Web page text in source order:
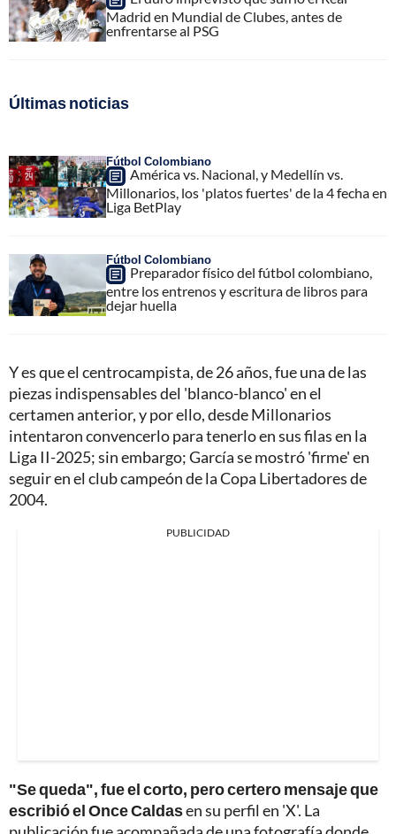
Madrid en Mundial de Clubes, antes de
enfrentarse al PSG
Últimas noticias
Fútbol Colombiano
América vs. Nacional, y Medellín vs.
Millonarios, los 'platos fuertes' de la 4 fecha en
Liga BetPlay
Fútbol Colombiano
Preparador físico del fútbol colombiano,
entre los entrenos y escritura de libros para
dejar huella
Y es que el centrocampista, de 26 años, fue una de las
piezas indispensables del 'blanco-blanco' en el
certamen anterior, y por ello, desde Millonarios
intentaron convencerlo para tenerlo en sus filas en la
Liga II-2025; sin embargo; García se mostró 'firme' en
seguir en el club campeón de la Copa Libertadores de
2004.
PUBLICIDAD
"Se queda", fue el corto, pero certero mensaje que
escribió el Once Caldasen su perfil en 'X'. La